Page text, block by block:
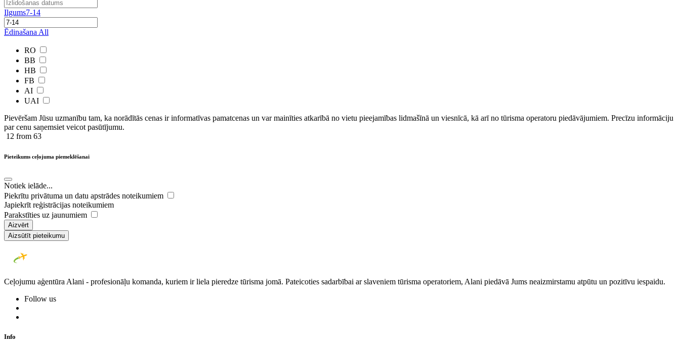
Ilgums7-14
Ēdinašana All
RO
BB
HB
FB
AI
UAI
Pievēršam Jūsu uzmanību tam, ka norādītās cenas ir ​informatīvas ​pamatcenas un var mainīties atkarībā ​no ​vietu pieejamības lidmašīnā un viesnīcā, kā arī no tūrisma operatoru piedāvājumiem. Precīzu informāciju
par cenu saņemsiet veicot pasūtījumu.
12 from 63
Pieteikums ceļojuma piemeklēšanai
Notiek ielāde...
Piekrītu privātuma un datu apstrādes noteikumiem
Japiekrīt reģistrācijas noteikumiem
Parakstīties uz jaunumiem
Aizvērt
Aizsūtīt pieteikumu
Ceļojumu aģentūra Alani - profesionāļu komanda, kuriem ir liela pieredze tūrisma jomā. Pateicoties sadarbībai ar slaveniem tūrisma operatoriem, Alani piedāvā Jums neaizmirstamu atpūtu un pozitīvu iespaidu.
Follow us
Info